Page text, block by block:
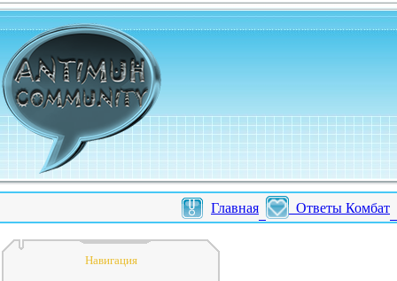
Главная Ответы Комбат
Навигация